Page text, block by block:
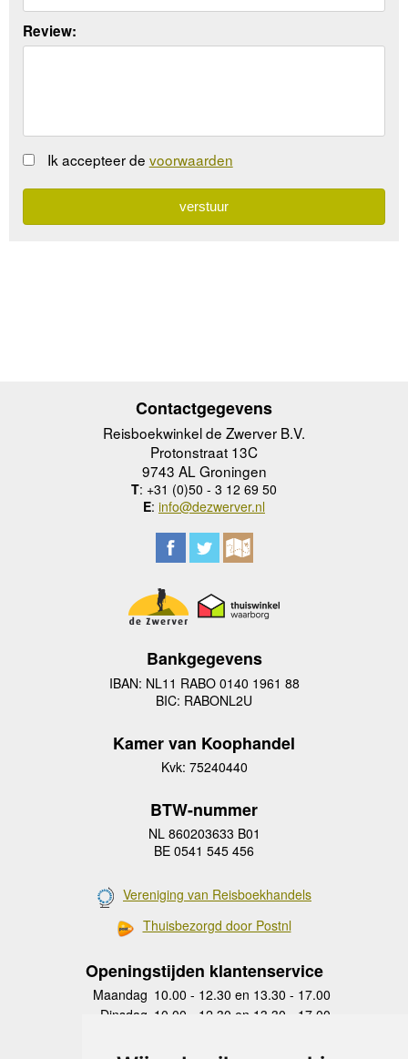
Review:
Ik accepteer de voorwaarden
Contactgegevens
Reisboekwinkel de Zwerver B.V.
Protonstraat 13C
9743 AL Groningen
T: +31 (0)50 - 3 12 69 50
E: info@dezwerver.nl
Bankgegevens
IBAN: NL11 RABO 0140 1961 88
BIC: RABONL2U
Kamer van Koophandel
Kvk: 75240440
BTW-nummer
NL 860203633 B01
BE 0541 545 456
Vereniging van Reisboekhandels
Thuisbezorgd door Postnl
Openingstijden klantenservice
Maandag 10.00 - 12.30 en 13.30 - 17.00
Dinsdag 10.00 - 12.30 en 13.30 - 17.00
Donderdag
10.00 - 12.30 en 13.30 - 17.00